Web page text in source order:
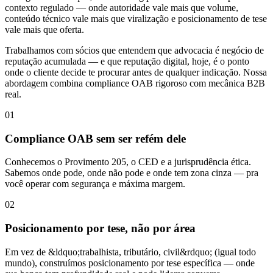
contexto regulado — onde autoridade vale mais que volume,
conteúdo técnico vale mais que viralização e posicionamento de tese
vale mais que oferta.
Trabalhamos com sócios que entendem que advocacia é negócio de
reputação acumulada — e que reputação digital, hoje, é o ponto
onde o cliente decide te procurar antes de qualquer indicação. Nossa
abordagem combina compliance OAB rigoroso com mecânica B2B
real.
01
Compliance OAB sem ser refém dele
Conhecemos o Provimento 205, o CED e a jurisprudência ética.
Sabemos onde pode, onde não pode e onde tem zona cinza — pra
você operar com segurança e máxima margem.
02
Posicionamento por tese, não por área
Em vez de &ldquo;trabalhista, tributário, civil&rdquo; (igual todo
mundo), construímos posicionamento por tese específica — onde